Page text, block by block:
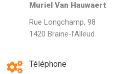
Muriel Van Hauwaert
Rue Longchamp, 98
1420 Braine-l’Alleud
Téléphone